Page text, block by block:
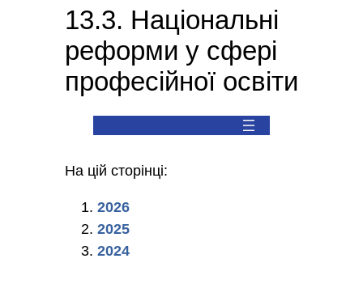
13.3. Національні
реформи у сфері
професійної освіти
На цій сторінці:
2026
2025
2024